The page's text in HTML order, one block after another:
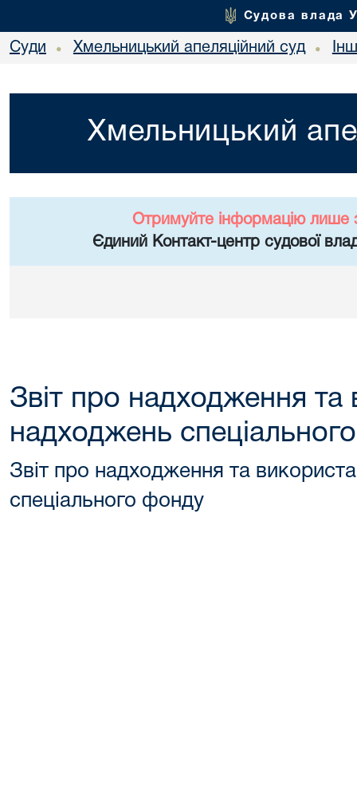
Судова влада
Суди • Хмельницький апеляційний суд •
Хмельницький
Отримуйте інформацію лише
Єдиний Контакт-центр судової
Звіт про надходження та
надходжень
Звіт про надходження та
спеціального фонду